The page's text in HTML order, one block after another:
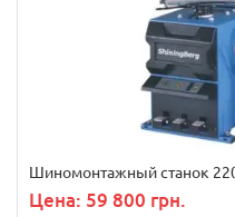
Шиномонтажный станок
Цена: 59 800 грн.